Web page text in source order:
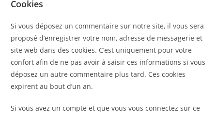
Cookies
Si vous déposez un commentaire sur notre site, il vous sera
proposé d’enregistrer votre nom, adresse de messagerie et
site web dans des cookies. C’est uniquement pour votre
confort afin de ne pas avoir à saisir ces informations si vous
déposez un autre commentaire plus tard. Ces cookies
expirent au bout d’un an.
Si vous avez un compte et que vous vous connectez sur ce